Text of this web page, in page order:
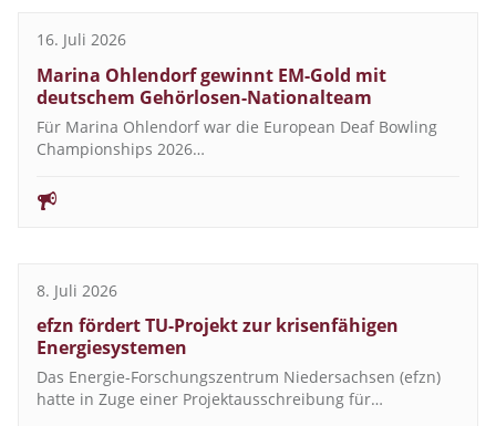
16. Juli 2026
Marina Ohlendorf gewinnt EM-Gold mit
deutschem Gehörlosen-Nationalteam
Für Marina Ohlendorf war die European Deaf Bowling
Championships 2026…
8. Juli 2026
efzn fördert TU-Projekt zur krisenfähigen
Energiesystemen
Das Energie-Forschungszentrum Niedersachsen (efzn)
hatte in Zuge einer Projektausschreibung für…